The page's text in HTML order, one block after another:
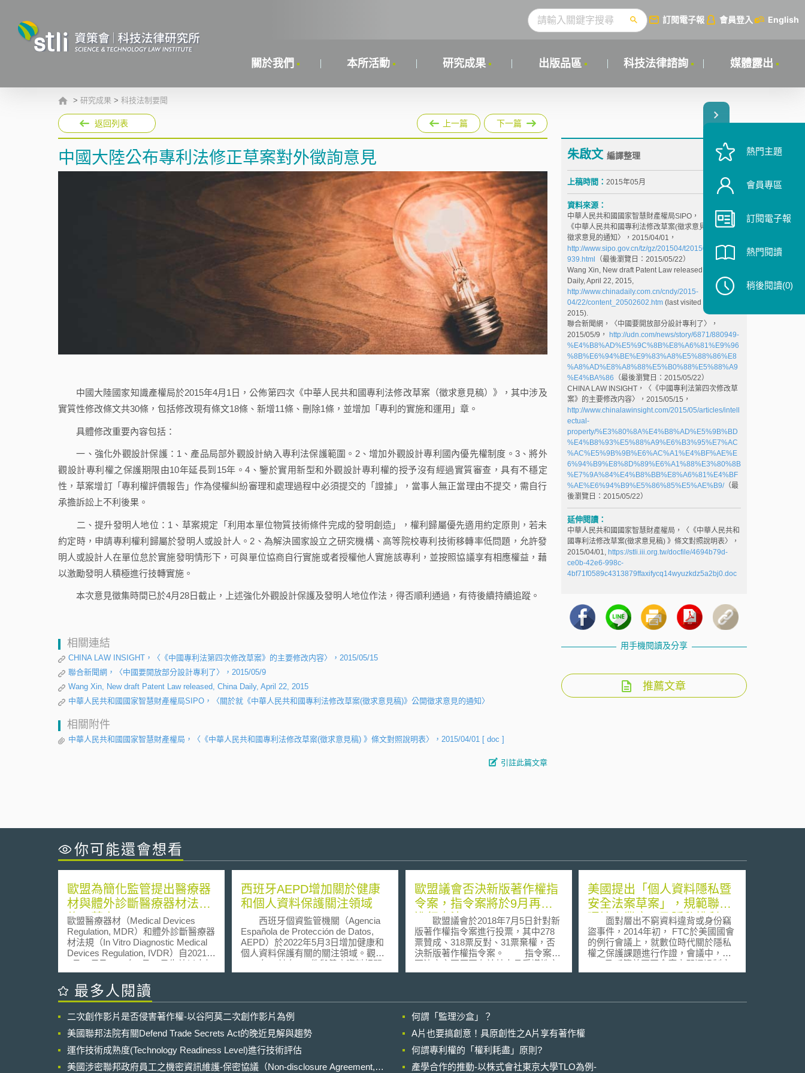
訂閱電子報 會員登入 English
關於我們 本所活動 研究成果 出版品區 科技法律諮詢 媒體露出
> 研究成果 > 科技法制要聞
返回列表 上一篇 下一篇
中國大陸公布專利法修正草案對外徵詢意見
中國大陸國家知識產權局於2015年4月1日，公佈第四次《中華人民共和國專利法修改草案（徵求意見稿）》，其中涉及
實質性修改條文共30條，包括修改現有條文18條、新增11條、刪除1條，並增加「專利的實施和運用」章。
具體修改重要內容包括：
一、強化外觀設計保護：1、產品局部外觀設計納入專利法保護範圍。2、增加外觀設計專利國內優先權制度。3、將外
觀設計專利權之保護期限由10年延長到15年。4、鑒於實用新型和外觀設計專利權的授予沒有經過實質審查，具有不穩定
性，草案增訂「專利權評價報告」作為侵權糾紛審理和處理過程中必須提交的「證據」，當事人無正當理由不提交，需自行
承擔訴訟上不利後果。
二、提升發明人地位：1、草案規定「利用本單位物質技術條件完成的發明創造」，權利歸屬優先適用約定原則，若未
約定時，申請專利權利歸屬於發明人或設計人。2、為解決國家設立之研究機構、高等院校專利技術移轉率低問題，允許發
明人或設計人在單位怠於實施發明情形下，可與單位協商自行實施或者授權他人實施該專利，並按照協議享有相應權益，藉
以激勵發明人積極進行技轉實施。
本次意見徵集時間已於4月28日截止，上述強化外觀設計保護及發明人地位作法，得否順利通過，有待後續持續追蹤。
相關連結
CHINA LAW INSIGHT，〈《中國專利法第四次修改草案》的主要修改内容〉，2015/05/15
聯合新聞網，〈中國要開放部分設計專利了〉，2015/05/9
Wang Xin, New draft Patent Law released, China Daily, April 22, 2015
中華人民共和國國家智慧財產權局SIPO，〈關於就《中華人民共和國專利法修改草案(徵求意見稿)》公開徵求意見的通知〉
相關附件
中華人民共和國國家智慧財產權局，〈《中華人民共和國專利法修改草案(徵求意見稿) 》條文對照說明表〉，2015/04/01 [ doc ]
引註此篇文章
朱啟文 編譯整理
上稿時間： 2015年05月
資料來源：
中華人民共和國國家智慧財產權局SIPO，〈關於就
《中華人民共和國專利法修改草案(徵求意見稿)》公開
徵求意見的通知〉，2015/04/01，
http://www.sipo.gov.cn/tz/gz/201504/t20150401_1095
939.html
（最後瀏覽日：2015/05/22）
Wang Xin, New draft Patent Law released, China
Daily, April 22, 2015,
http://www.chinadaily.com.cn/cndy/2015-
04/22/content_20502602.htm(last visited May 22,
2015).
聯合新聞網，〈中國要開放部分設計專利了〉，
2015/05/9，
http://udn.com/news/story/6871/880949-
%E4%B8%AD%E5%9C%8B%E8%A6%81%E9%96
%8B%E6%94%BE%E9%83%A8%E5%88%86%E8
%A8%AD%E8%A8%88%E5%B0%88%E5%88%A9
%E4%BA%86 （最後瀏覽日：2015/05/22）
CHINA LAW INSIGHT，〈《中國專利法第四次修改草
案》的主要修改内容〉，2015/05/15，
http://www.chinalawinsight.com/2015/05/articles/intell
ectual-
property/%E3%80%8A%E4%B8%AD%E5%9B%BD
%E4%B8%93%E5%88%A9%E6%B3%95%E7%AC
%AC%E5%9B%9B%E6%AC%A1%E4%BF%AE%E
6%94%B9%E8%8D%89%E6%A1%88%E3%80%8B
%E7%9A%84%E4%B8%BB%E8%A6%81%E4%BF
%AE%E6%94%B9%E5%86%85%E5%AE%B9/（最
後瀏覽日：2015/05/22）
延伸閱讀：
中華人民共和國國家智慧財產權局，〈《中華人民共和
國專利法修改草案(徵求意見稿) 》條文對照說明表〉，
2015/04/01, https://stli.iii.org.tw/docfile/4694b79d-
ce0b-42e6-998c-
4bf71f0589c4313879ffaxifycq14wyuzkdz5a2bj0.doc
用手機閱讀及分享
推薦文章
你可能還會想看
歐盟為簡化監管提出醫療器
材與體外診斷醫療器材法規
修正草案
歐盟醫療器材（Medical Devices
Regulation, MDR）和體外診斷醫療器
材法規（In Vitro Diagnostic Medical
Devices Regulation, IVDR）自2021年
5月26日及2022年5月26日生效以來加
強了醫療器材的安全監管。然而法規
要求嚴格、第三方驗證機構（notified
bodies, NB）認證能力有限、認證程
法規與風險不成比例，導致製造成本
及行政負擔過高，甚至取消或延後產
品上市。為此，歐盟執委會
（European Commission）於2025年
12月16日正式提出MDR/IVDR修正草
西班牙AEPD增加關於健康
和個人資料保護關注領域
西班牙個資監管機關（Agencia
Española de Protección de Datos,
AEPD）於2022年5月3日增加健康和
個人資料保護有關的關注領域。觀
2021年，計有680件與健康資料相關
之爭議案件，與2020年相比增長了
資料保護專業人員、健康中心或製藥
行業等，共分六小節： 一、第一小節
概述了與健康資料有關的權利，解釋
了歐盟一般個人資料保護規則
（General Data Protection
歐盟議會否決新版著作權指
令案，指令案將於9月再次
進行表決
歐盟議會於2018年7月5日針對新
版著作權指令案進行投票，其中278
票贊成、318票反對、31票棄權，否
決新版著作權指令案。 指令案被
否決之主要原因在於其中具爭議性之
Article 11、13。Article 11規定，網路
頁時，非營利之平台業者需取得出版
者之同意，營利之平台業者則需支付
使用費，外界將此稱為「超連結稅」
（link tax）;而Article 13則規定，網路
資訊整合平台業者需確保上傳之內容
美國提出「個人資料隱私暨
安全法案草案」，規範聯網
環境商業應用及隱私權利
面對層出不窮資料違背或身份竊
盜事件，2014年初， FTC於美國國會
的例行會議上，就數位時代關於隱私
權之保護課題進行作證，會議中，
FTC乃呼籲美國國會應立即通過制定
一個更強的聯邦資料安全與違背提醒
之隱私和資訊安全。 法案第202
最多人閱讀
二次創作影片是否侵害著作權-以谷阿莫二次創作影片為例
何謂「監理沙盒」？
美國聯邦法院有關Defend Trade Secrets Act的晚近見解與趨勢
A片也要搞創意！具原創性之A片享有著作權
運作技術成熟度(Technology Readiness Level)進行技術評估
何謂專利權的「權利耗盡」原則?
美國涉密聯邦政府員工之機密資訊維護-保密協議（Non-disclosure Agreement,
產學合作的推動-以株式會社東京大學TLO為例-
熱門主題
會員專區
訂閱電子報
熱門閱讀
稍後閱讀(0)